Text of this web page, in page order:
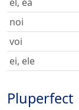
noi
voi
ei, ele
Pluperfect